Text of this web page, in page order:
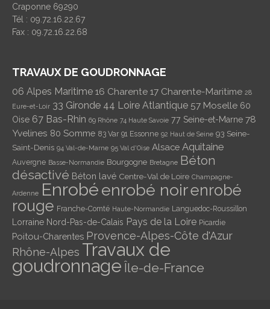
Craponne 69290
Tél : 09.72.16.22.67
Fax : 09.72.16.22.68
TRAVAUX DE GOUDRONNAGE
06 Alpes Maritime 16 Charente 17 Charente-Maritime 28
Eure-et-Loir 33 Gironde 44 Loire Atlantique 57 Moselle 60
Oise 67 Bas-Rhin 69 Rhône 74 Haute Savoie 77 Seine-et-Marne 78
Yvelines 80 Somme 83 Var 91 Essonne 92 Haut de Seine 93 Seine-
Saint-Denis 94 Val-de-Marne 95 Val d'Oise Alsace Aquitaine
Auvergne Basse-Normandie Bourgogne Bretagne Béton
désactivé Béton lavé Centre-Val de Loire Champagne-
Ardenne Enrobéenrobé noirenrobé
rouge Franche-Comté Haute-Normandie Languedoc-Roussillon
Lorraine Nord-Pas-de-Calais Pays de la Loire Picardie
Poitou-Charentes Provence-Alpes-Côte d'Azur
Rhône-Alpes Travaux de
goudronnage Île-de-France